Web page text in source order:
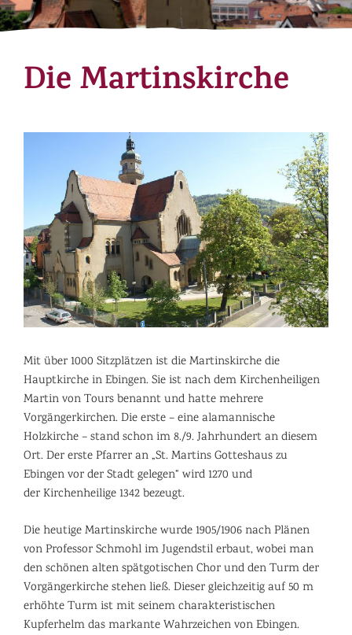
Die Martinskirche
Mit über 1000 Sitzplätzen ist die Martinskirche die
Hauptkirche in Ebingen. Sie ist nach dem Kirchenheiligen
Martin von Tours benannt und hatte mehrere
Vorgängerkirchen. Die erste – eine alamannische
Holzkirche – stand schon im 8./9. Jahrhundert an diesem
Ort. Der erste Pfarrer an „St. Martins Gotteshaus zu
Ebingen vor der Stadt gelegen“ wird 1270 und
der Kirchenheilige 1342 bezeugt.
Die heutige Martinskirche wurde 1905/1906 nach Plänen
von Professor Schmohl im Jugendstil erbaut, wobei man
den schönen alten spätgotischen Chor und den Turm der
Vorgängerkirche stehen ließ. Dieser gleichzeitig auf 50 m
erhöhte Turm ist mit seinem charakteristischen
Kupferhelm das markante Wahrzeichen von Ebingen.